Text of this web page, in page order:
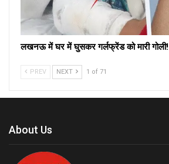
लखनऊ में घर में घुसकर गर्लफ्रेंड को मारी गोली!
PREV NEXT 1 of 71
About Us